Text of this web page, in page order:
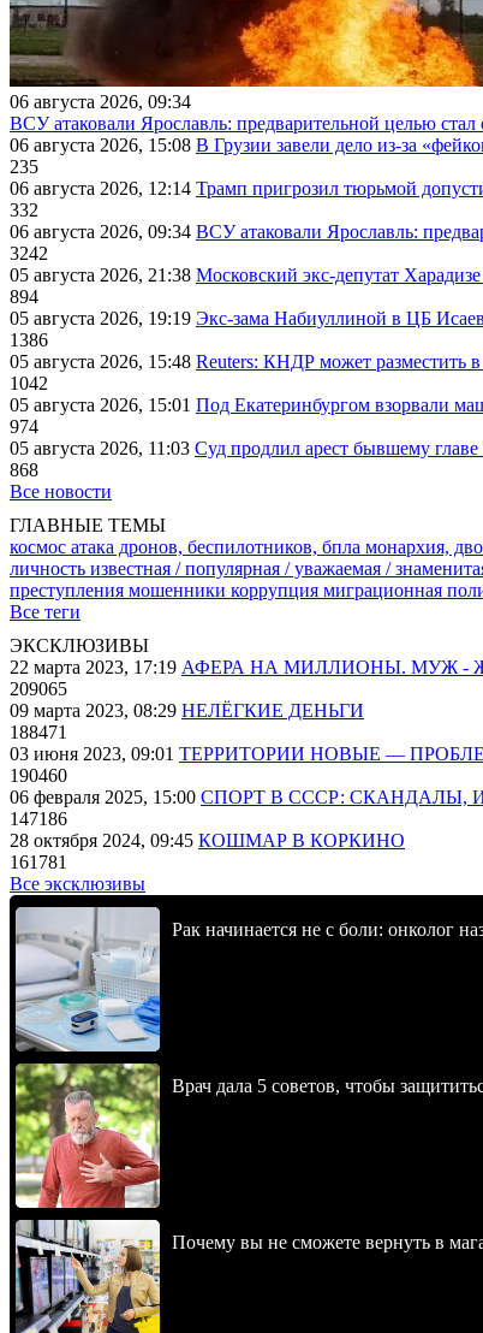
06 августа 2026, 09:34
ВСУ атаковали Ярославль: предварительной целью
06 августа 2026, 15:08 В Грузии завели дело из-за
235
06 августа 2026, 12:14 Трамп пригрозил тюрьмой
332
06 августа 2026, 09:34 ВСУ атаковали Ярославль:
3242
05 августа 2026, 21:38 Московский экс-депутат
894
05 августа 2026, 19:19 Экс-зама Набиуллиной в ЦБ
1386
05 августа 2026, 15:48 Reuters: КНДР может разместить
1042
05 августа 2026, 15:01 Под Екатеринбургом взорвали
974
05 августа 2026, 11:03 Суд продлил арест бывшему
868
Все новости
ГЛАВНЫЕ ТЕМЫ
космос атака дронов, беспилотников, бпла монархия,
личность известная / популярная / уважаемая /
преступления мошенники коррупция миграционная
Все теги
ЭКСКЛЮЗИВЫ
22 марта 2023, 17:19 АФЕРА НА МИЛЛИОНЫ. МУЖ -
209065
09 марта 2023, 08:29 НЕЛЁГКИЕ ДЕНЬГИ
188471
03 июня 2023, 09:01 ТЕРРИТОРИИ НОВЫЕ —
190460
06 февраля 2025, 15:00 СПОРТ В СССР: СКАНДАЛЫ,
147186
28 октября 2024, 09:45 КОШМАР В КОРКИНО
161781
Все эксклюзивы
Рак начинается не с боли: онколог
Врач дала 5 советов, чтобы
Почему вы не сможете вернуть в